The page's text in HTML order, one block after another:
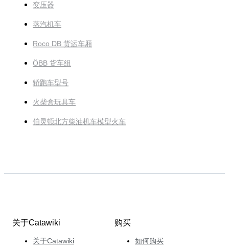
变压器
蒸汽机车
Roco DB 货运车厢
ÖBB 货车组
轿跑车型号
火柴盒玩具车
伯灵顿北方柴油机车模型火车
关于Catawiki
关于Catawiki
购买
如何购买